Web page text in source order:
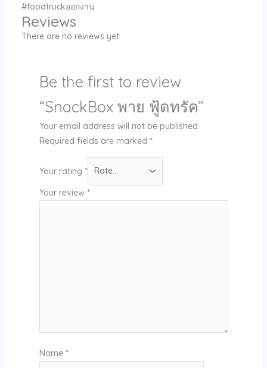
#foodtruckออกงาน
Reviews
There are no reviews yet.
Be the first to review
“SnackBox พาย ฟู้ดทรัค”
Your email address will not be published.
Required fields are marked *
Your rating *
Your review *
Name *